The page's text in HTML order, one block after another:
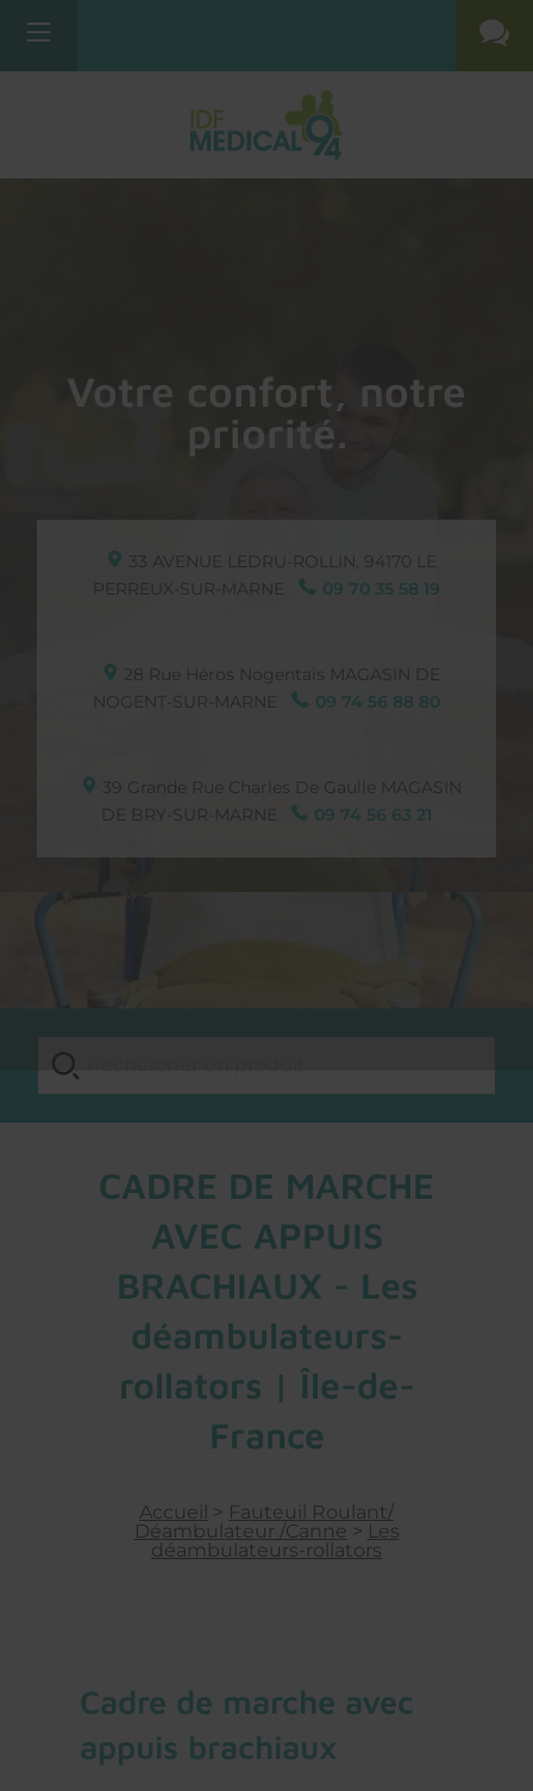
Votre confort, notre
priorité.
33 AVENUE LEDRU-ROLLIN, 94170 LE
PERREUX-SUR-MARNE
09 70 35 58 19
28 Rue Héros Nogentais
MAGASIN DE
NOGENT-SUR-MARNE
09 74 56 88 80
39 Grande Rue Charles De Gaulle
MAGASIN
DE BRY-SUR-MARNE
09 74 56 63 21
CADRE DE MARCHE
AVEC APPUIS
BRACHIAUX - Les
déambulateurs-
rollators | Île-de-
France
Accueil > Fauteuil Roulant/
Déambulateur /Canne > Les
déambulateurs-rollators
cadre de marche avec
appuis brachiaux